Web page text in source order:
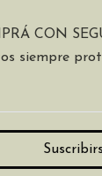
CON
siempre